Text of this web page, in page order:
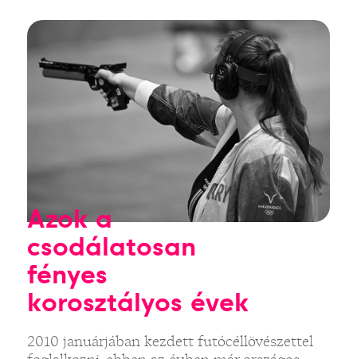
Azok a
csodálatosan
fényes
korosztályos évek
2010 januárjában kezdett futócéllövészettel